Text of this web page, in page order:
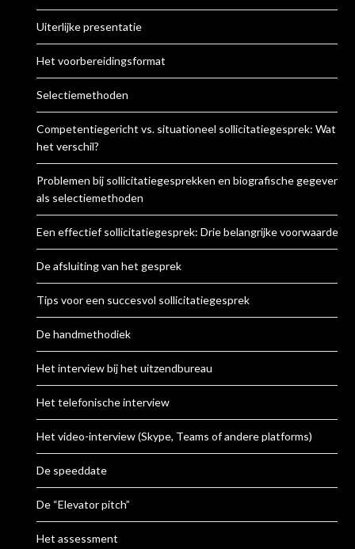
Uiterlijke presentatie
Het voorbereidingsformat
Selectiemethoden
Competentiegericht vs. situationeel sollicitatiegesprek: Wat is
het verschil?
Problemen bij sollicitatiegesprekken en biografische gegevens
als selectiemethoden
Een effectief sollicitatiegesprek: Drie belangrijke voorwaarden
De afsluiting van het gesprek
Tips voor een succesvol sollicitatiegesprek
De handmethodiek
Het interview bij het uitzendbureau
Het telefonische interview
Het video-interview (Skype, Teams of andere platforms)
De speeddate
De “Elevator pitch”
Het assessment